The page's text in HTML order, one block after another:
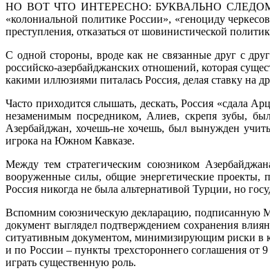
НО ВОТ ЧТО ИНТЕРЕСНО: БУКВАЛЬНО СЛЕДОМ
«колониальной политике России», «геноциду
преступления, отказаться от шовинистической
С одной стороны, вроде как не связанные друг с
российско-азербайджанских отношений, которая
какими иллюзиями питалась Россия, делая ставку на
Часто приходится слышать, дескать, Россия «сдала
незаменимым посредником, Алиев, скрепя зубы,
Азербайджан, хочешь-не хочешь, был вынужден
игрока на Южном Кавказе.
Между тем стратегическим союзником
вооруженные силы, общие энергетические проекты,
Россия никогда не была альтернативой Турции, но
Вспомним союзническую декларацию, подписанную
документ выглядел подтверждением сохранения
ситуативным документом, минимизирующим риски в
и по России – пункты трехстороннего соглашения от
играть существенную роль.